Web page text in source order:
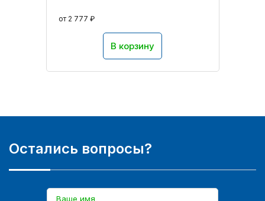
от 2 777 ₽
В корзину
Остались вопросы?